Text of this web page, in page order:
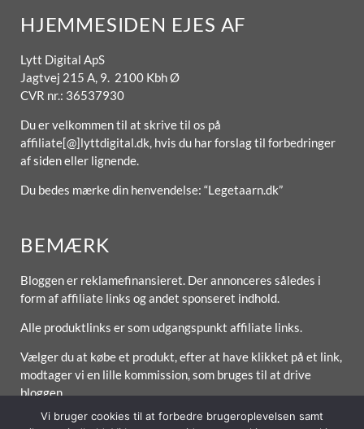
HJEMMESIDEN EJES AF
Lytt Digital ApS
Jagtvej 215 A, 9. 2100 Kbh Ø
CVR nr.: 36537930
Du er velkommen til at skrive til os på
affiliate[@]lyttdigital.dk, hvis du har forslag til forbedringer
af siden eller lignende.
Du bedes mærke din henvendelse: “Legetaarn.dk”
BEMÆRK
Bloggen er reklamefinansieret. Der annonceres således i
form af affiliate links og andet sponseret indhold.
Alle produktlinks er som udgangspunkt affiliate links.
Vælger du at købe et produkt, efter at have klikket på et link,
modtager vi en lille kommission, som bruges til at drive
bloggen.
Vi bruger cookies til at forbedre brugeroplevelsen samt